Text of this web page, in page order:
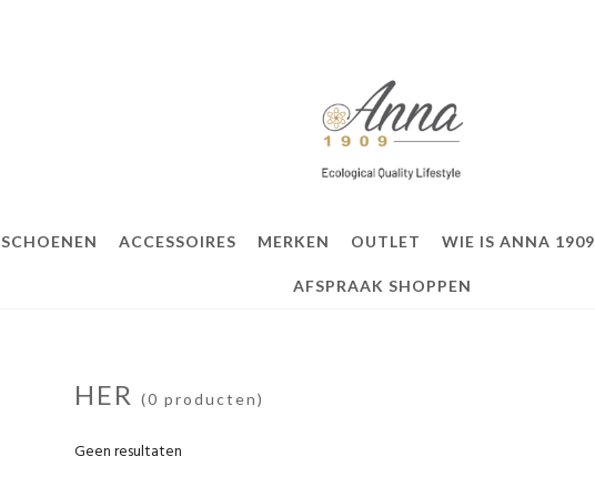
SCHOENEN ACCESSOIRES MERKEN OUTLET WIE IS ANNA 1909
AFSPRAAK SHOPPEN
HER (0 producten)
Geen resultaten